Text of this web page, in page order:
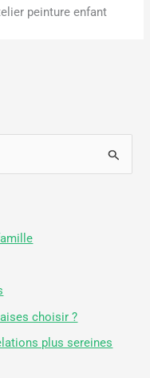
peinture enfant
choisir ?
plus sereines